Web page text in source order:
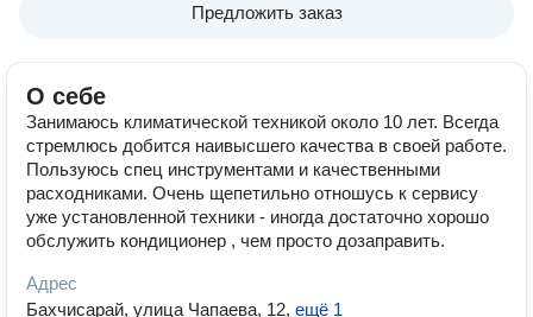
Предложить заказ
О себе
Занимаюсь климатической техникой около 10 лет. Всегда
стремлюсь добится наивысшего качества в своей работе.
Пользуюсь спец инструментами и качественными
расходниками. Очень щепетильно отношусь к сервису
уже установленной техники - иногда достаточно хорошо
обслужить кондиционер , чем просто дозаправить.
Адрес
Бахчисарай, улица Чапаева, 12, ещё 1